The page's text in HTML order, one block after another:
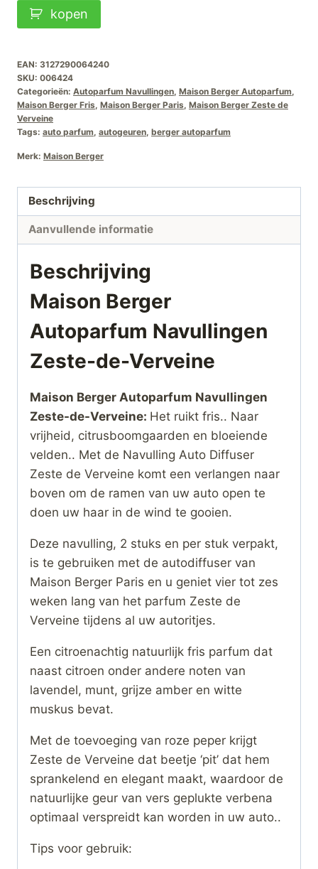
Maison
Berger
Navullingen
Zeste-
de-
Verveine
kopen
EAN: 3127290064240
SKU: 006424
Categorieën: Autoparfum Navullingen, Maison Berger Autoparfum,
Maison Berger Fris, Maison Berger Paris, Maison Berger Zeste de
Verveine
Tags: auto parfum, autogeuren, berger autoparfum
Merk: Maison Berger
Beschrijving
Aanvullende informatie
Beschrijving
Maison Berger
Autoparfum Navullingen
Zeste-de-Verveine
Maison Berger Autoparfum Navullingen
Zeste-de-Verveine: Het ruikt fris.. Naar
vrijheid, citrusboomgaarden en bloeiende
velden.. Met de Navulling Auto Diffuser
Zeste de Verveine komt een verlangen naar
boven om de ramen van uw auto open te
doen uw haar in de wind te gooien.
Deze navulling, 2 stuks en per stuk verpakt,
is te gebruiken met de autodiffuser van
Maison Berger Paris en u geniet vier tot zes
weken lang van het parfum Zeste de
Verveine tijdens al uw autoritjes.
Een citroenachtig natuurlijk fris parfum dat
naast citroen onder andere noten van
lavendel, munt, grijze amber en witte
muskus bevat.
Met de toevoeging van roze peper krijgt
Zeste de Verveine dat beetje ‘pit’ dat hem
sprankelend en elegant maakt, waardoor de
natuurlijke geur van vers geplukte verbena
optimaal verspreidt kan worden in uw auto..
Tips voor gebruik: